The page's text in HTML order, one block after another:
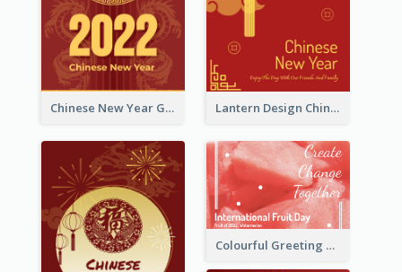
Chinese New Year Greeting Card With Dragon Decorations Lantern Design Chinese New Year Greeting Card
Colourful Greeting Card For International Fruit Day 2021